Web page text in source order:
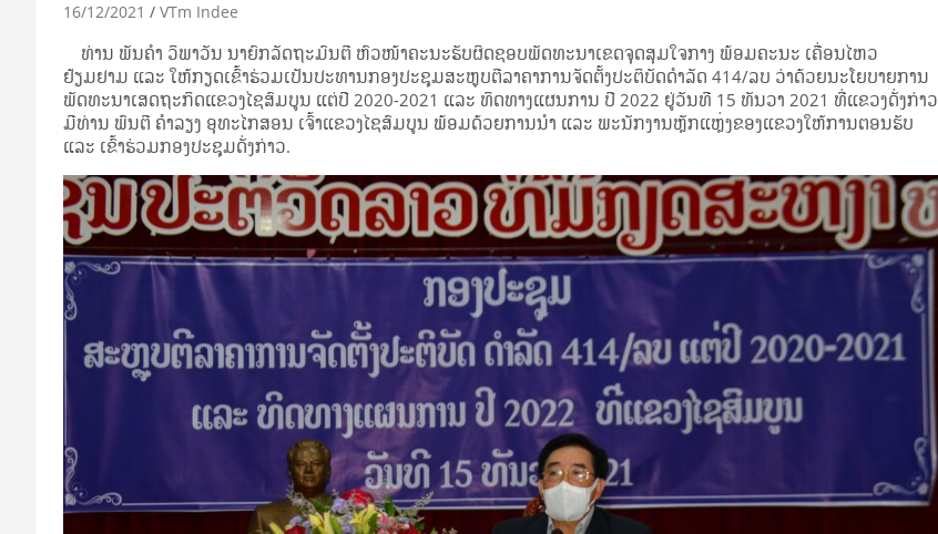
16/12/2021 VTm Indee
ທ່ານ ພັນຄຳ ວິພາວັນ ນາຍົກລັດຖະມົນຕີ ຫົວໜ້າຄະນະຮັບຜິດຊອບພັດທະນາເຂດຈຸດສຸມໃຈກາງ ພ້ອມຄະນະ ເຄື່ອນໄຫວ
ຢ້ຽມຢາມ ແລະ ໃຫ້ກຽດເຂົ້າຮ່ວມເປັນປະທານກອງປະຊຸມສະຫຼຸບຕີລາຄາການຈັດຕັ້ງປະຕິບັດດຳລັດ 414/ລບ ວ່າດ້ວຍນະໂຍບາຍການ
ພັດທະນາເສດຖະກິດແຂວງໄຊສົມບູນ ແຕ່ປີ 2020-2021 ແລະ ທິດທາງແຜນການ ປີ 2022 ຢູ່ວັນທີ 15 ທັນວາ 2021 ທີ່ແຂວງດັ່ງກ່າວ
ມີທ່ານ ພົນຕີ ຄຳລຽງ ອຸທະໄກສອນ ເຈົ້າແຂວງໄຊສົມບູນ ພ້ອມດ້ວຍການນຳ ແລະ ພະນັກງານຫຼັກແຫຼ່ງຂອງແຂວງໃຫ້ການຕອນຮັບ
ແລະ ເຂົ້າຮ່ວມກອງປະຊຸມດັ່ງກ່າວ.